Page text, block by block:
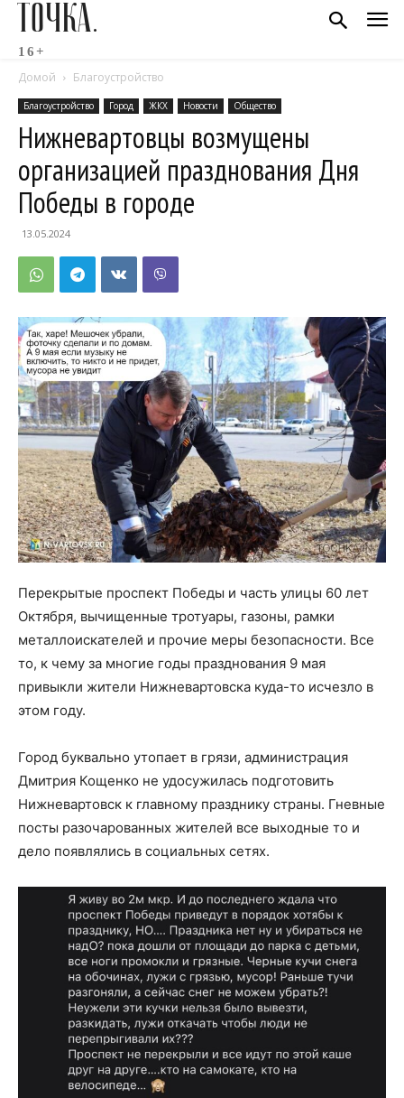
ТОЧКА.
16+
Домой Благоустройство
Благоустройство Город ЖКХ Новости Общество
Нижневартовцы возмущены
организацией празднования Дня
Победы в городе
13.05.2024
Перекрытые проспект Победы и часть улицы 60 лет
Октября, вычищенные тротуары, газоны, рамки
металлоискателей и прочие меры безопасности. Все
то, к чему за многие годы празднования 9 мая
привыкли жители Нижневартовска куда-то исчезло в
этом году.
Город буквально утопает в грязи, администрация
Дмитрия Кощенко не удосужилась подготовить
Нижневартовск к главному празднику страны. Гневные
посты разочарованных жителей все выходные то и
дело появлялись в социальных сетях.